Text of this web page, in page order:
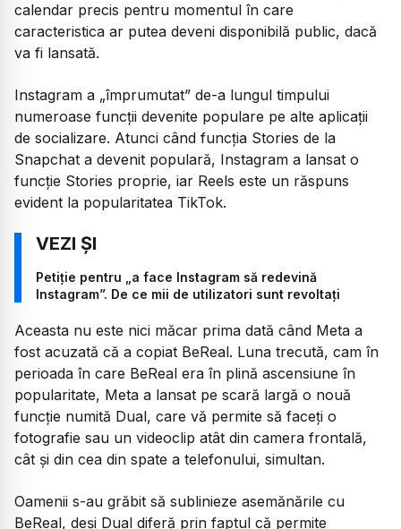
calendar precis pentru momentul în care
caracteristica ar putea deveni disponibilă public, dacă
va fi lansată.
Instagram a „împrumutat” de-a lungul timpului
numeroase funcții devenite populare pe alte aplicații
de socializare. Atunci când funcția Stories de la
Snapchat a devenit populară, Instagram a lansat o
funcție Stories proprie, iar Reels este un răspuns
evident la popularitatea TikTok.
Petiție pentru „a face Instagram să redevină
Instagram”. De ce mii de utilizatori sunt revoltați
Aceasta nu este nici măcar prima dată când Meta a
fost acuzată că a copiat BeReal. Luna trecută, cam în
perioada în care BeReal era în plină ascensiune în
popularitate, Meta a lansat pe scară largă o nouă
funcție numită Dual, care vă permite să faceți o
fotografie sau un videoclip atât din camera frontală,
cât și din cea din spate a telefonului, simultan.
Oamenii s-au grăbit să sublinieze asemănările cu
BeReal, deși Dual diferă prin faptul că permite